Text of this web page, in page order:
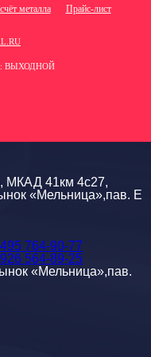
металла
Прайс-лист
ВЫХОДНОЙ
МКАД 41км 4с27,
«Мельница»,пав. Е
764-90-77
564-89-25
«Мельница»,пав.